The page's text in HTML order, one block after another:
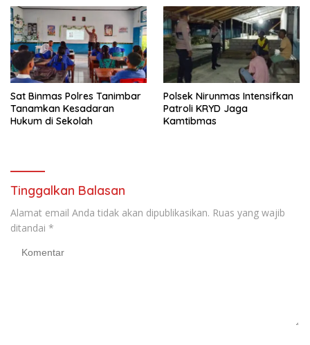
Sat Binmas Polres Tanimbar
Tanamkan Kesadaran
Hukum di Sekolah
Polsek Nirunmas Intensifkan
Patroli KRYD Jaga
Kamtibmas
Tinggalkan Balasan
Alamat email Anda tidak akan dipublikasikan. Ruas yang wajib
ditandai *